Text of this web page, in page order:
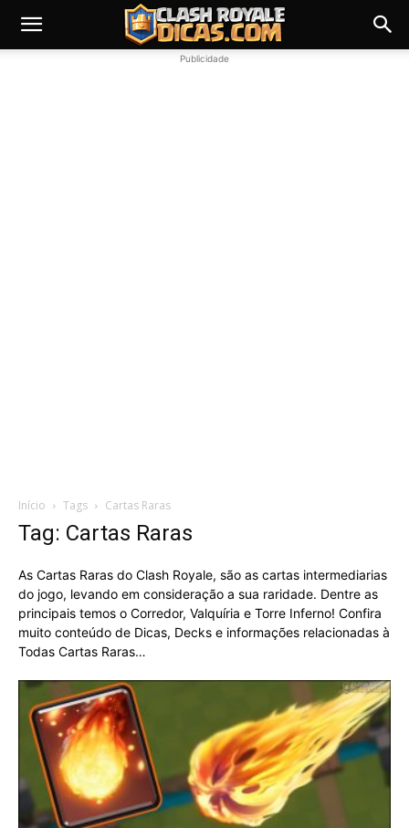
Publicidade
Início Tags Cartas Raras
Tag: Cartas Raras
As Cartas Raras do Clash Royale, são as cartas intermediarias
do jogo, levando em consideração a sua raridade. Dentre as
principais temos o Corredor, Valquíria e Torre Inferno! Confira
muito conteúdo de Dicas, Decks e informações relacionadas à
Todas Cartas Raras…